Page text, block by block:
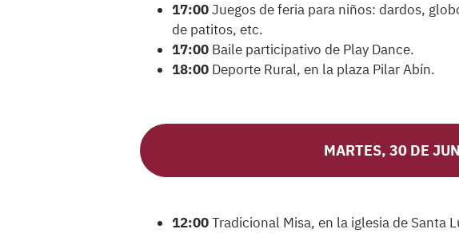
17:00Juegos de feria para niños: dardos,
de patitos, etc.
17:00 Baile participativo de Play Dance.
18:00 Deporte Rural, en la plaza Pilar Abín.
MARTES, 30 DE
12:00Tradicional Misa, en la iglesia de Santa